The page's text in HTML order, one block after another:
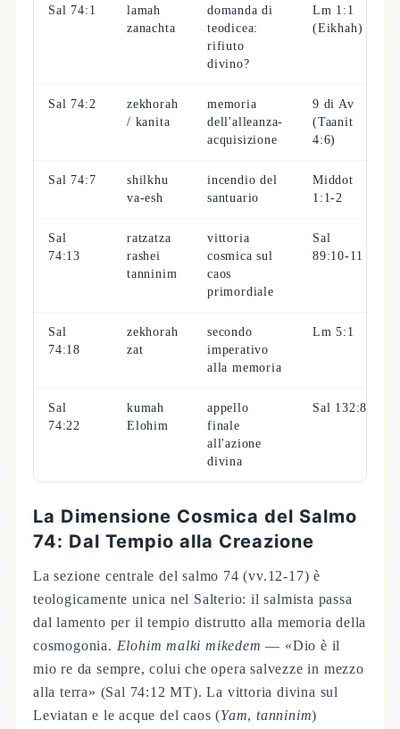
Sal 74:1
lamah
zanachta
domanda di
teodicea:
rifiuto
divino?
Lm 1:1
(Eikhah)
Sal 74:2
zekhorah
/ kanita
memoria
dell'alleanza-
acquisizione
9 di Av
(Taanit
4:6)
Sal 74:7
shilkhu
va-esh
incendio del
santuario
Middot
1:1-2
Sal
74:13
ratzatza
rashei
tanninim
vittoria
cosmica sul
caos
primordiale
Sal
89:10-11
Sal
74:18
zekhorah
zat
secondo
imperativo
alla memoria
Lm 5:1
Sal
74:22
kumah
Elohim
appello
finale
all'azione
divina
Sal 132:8
La Dimensione Cosmica del Salmo
74: Dal Tempio alla Creazione
La sezione centrale del salmo 74 (vv.12-17) è
teologicamente unica nel Salterio: il salmista passa
dal lamento per il tempio distrutto alla memoria della
cosmogonia. Elohim malki mikedem — «Dio è il
mio re da sempre, colui che opera salvezze in mezzo
alla terra» (Sal 74:12 MT). La vittoria divina sul
Leviatan e le acque del caos (Yam,tanninim)